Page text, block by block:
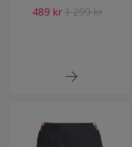
489 kr1 299 kr